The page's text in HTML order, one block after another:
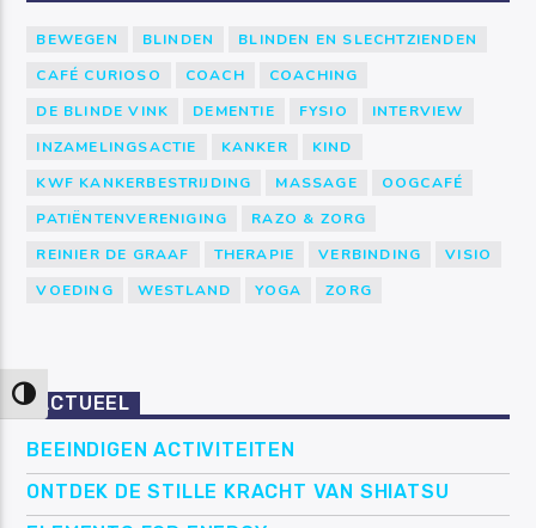
Keuze voor hoog contrast
BEWEGEN BLINDEN
BLINDEN EN SLECHTZIENDEN
CAFÉ CURIOSO
COACH
COACHING
DE BLINDE VINK
DEMENTIE FYSIO
INTERVIEW
INZAMELINGSACTIE
KANKER
KIND
KWF KANKERBESTRIJDING
MASSAGE
OOGCAFÉ
PATIËNTENVERENIGING
RAZO & ZORG
REINIER DE GRAAF
THERAPIE VERBINDING
VISIO
VOEDING
WESTLAND YOGA ZORG
ACTUEEL
BEEINDIGEN ACTIVITEITEN
ONTDEK DE STILLE KRACHT VAN SHIATSU